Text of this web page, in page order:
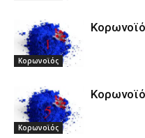
Κορωνοϊός
Κορωνοϊός